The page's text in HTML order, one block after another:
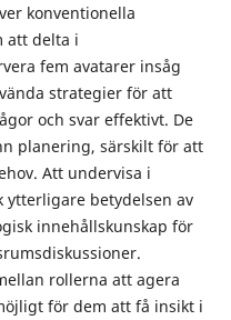
konventionella
att delta i
fem avatarer insåg
strategier för att
och svar effektivt. De
planering, särskilt för att
Att undervisa i
betydelsen av
innehållskunskap för
rollerna att agera
för dem att få insikt i